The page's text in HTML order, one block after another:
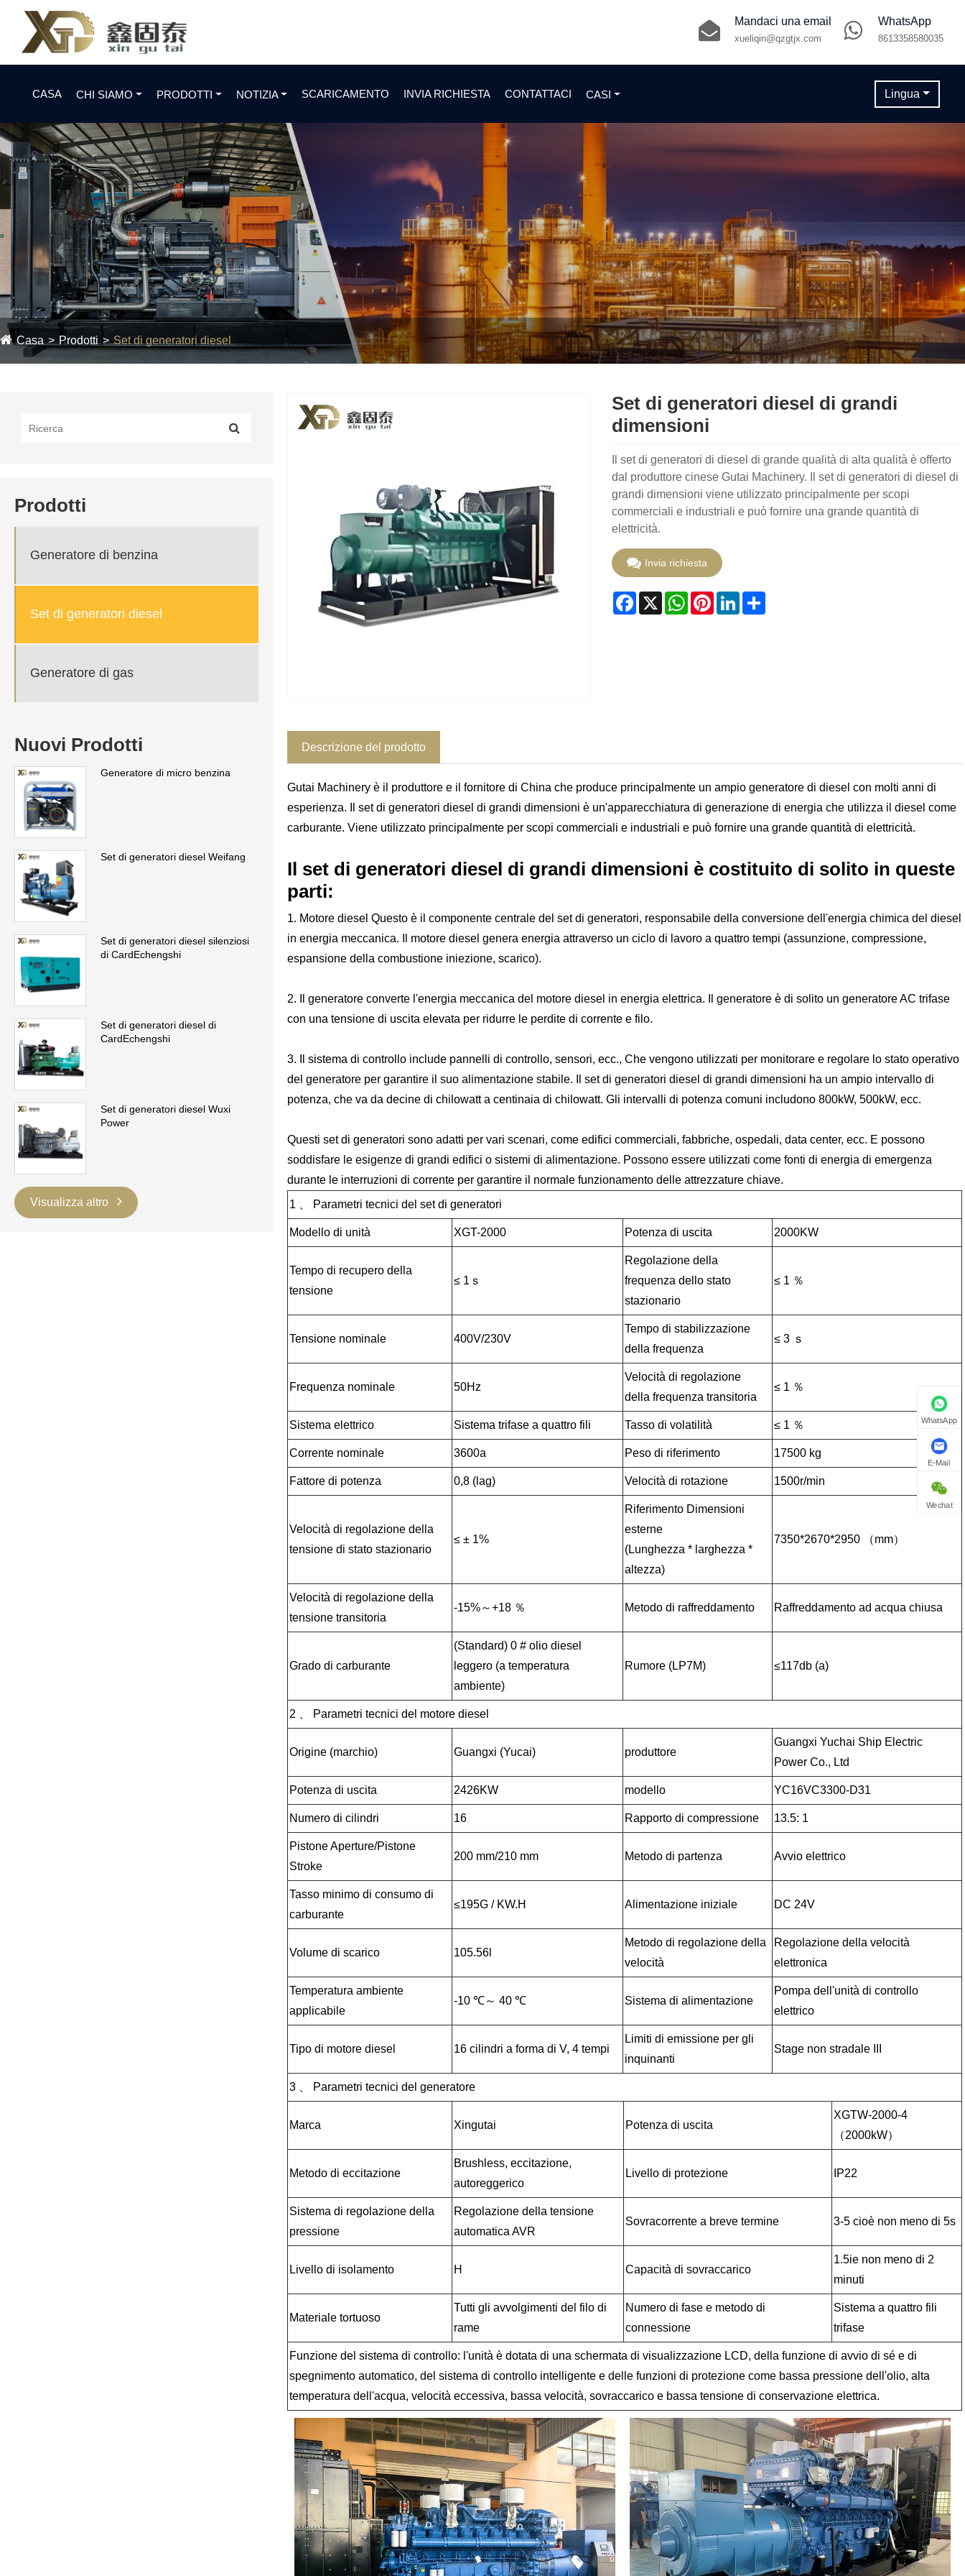
WhatsApp
8613358580035
Mandaci una email
xueliqin@qzgtjx.com
CASA CHI SIAMO PRODOTTI NOTIZIA SCARICAMENTO INVIA RICHIESTA CONTATTACI CASI Lingua
Casa Prodotti Set di generatori diesel
Prodotti
Generatore di benzina
Set di generatori diesel
Generatore di gas
Nuovi Prodotti
Generatore di micro benzina
Set di generatori diesel Weifang
Set di generatori diesel silenziosi
di CardEchengshi
Set di generatori diesel di
CardEchengshi
Set di generatori diesel Wuxi
Power
Visualizza altro
Set di generatori diesel di grandi
dimensioni
Il set di generatori di diesel di grande qualità di alta qualità è offerto
dal produttore cinese Gutai Machinery. Il set di generatori di diesel di
grandi dimensioni viene utilizzato principalmente per scopi
commerciali e industriali e può fornire una grande quantità di
elettricità.
Invia richiesta
Facebook
X WhatsApp
PinterestLinkedInShare
Descrizione del prodotto
Gutai Machinery è il produttore e il fornitore di China che produce principalmente un ampio generatore di diesel con molti anni di
esperienza. Il set di generatori diesel di grandi dimensioni è un'apparecchiatura di generazione di energia che utilizza il diesel come
carburante. Viene utilizzato principalmente per scopi commerciali e industriali e può fornire una grande quantità di elettricità.
Il set di generatori diesel di grandi dimensioni è costituito di solito in queste
parti:
1. Motore diesel Questo è il componente centrale del set di generatori, responsabile della conversione dell'energia chimica del diesel
in energia meccanica. Il motore diesel genera energia attraverso un ciclo di lavoro a quattro tempi (assunzione, compressione,
espansione della combustione iniezione, scarico).
2. Il generatore converte l'energia meccanica del motore diesel in energia elettrica. Il generatore è di solito un generatore AC trifase
con una tensione di uscita elevata per ridurre le perdite di corrente e filo.
3. Il sistema di controllo include pannelli di controllo, sensori, ecc., Che vengono utilizzati per monitorare e regolare lo stato operativo
del generatore per garantire il suo alimentazione stabile. Il set di generatori diesel di grandi dimensioni ha un ampio intervallo di
potenza, che va da decine di chilowatt a centinaia di chilowatt. Gli intervalli di potenza comuni includono 800kW, 500kW, ecc.
Questi set di generatori sono adatti per vari scenari, come edifici commerciali, fabbriche, ospedali, data center, ecc. E possono
soddisfare le esigenze di grandi edifici o sistemi di alimentazione. Possono essere utilizzati come fonti di energia di emergenza
durante le interruzioni di corrente per garantire il normale funzionamento delle attrezzature chiave.
1 、 Parametri tecnici del set di generatori
Modello di unità XGT-2000 Potenza di uscita 2000KW
Tempo di recupero della
tensione
≤ 1ｓ
Regolazione della
frequenza dello stato
stazionario
≤ 1 ％
Tensione nominale 400V/230V
Tempo di stabilizzazione
della frequenza
≤ 3 ｓ
Frequenza nominale 50Hz
Velocità di regolazione
della frequenza transitoria
≤ 1 ％
Sistema elettrico Sistema trifase a quattro fili Tasso di volatilità ≤ 1 ％
Corrente nominale 3600a Peso di riferimento 17500 kg
Fattore di potenza 0,8 (lag) Velocità di rotazione 1500r/min
Velocità di regolazione della
tensione di stato stazionario
≤ ± 1%
Riferimento Dimensioni
esterne
(Lunghezza * larghezza *
altezza)
7350*2670*2950 （mm）
Velocità di regolazione della
tensione transitoria
-15%～+18 ％ Metodo di raffreddamento Raffreddamento ad acqua chiusa
Grado di carburante
(Standard) 0 # olio diesel
leggero (a temperatura
ambiente)
Rumore (LP7M) ≤117db (a)
2 、 Parametri tecnici del motore diesel
Origine (marchio) Guangxi (Yucai) produttore
Guangxi Yuchai Ship Electric
Power Co., Ltd
Potenza di uscita 2426KW modello YC16VC3300-D31
Numero di cilindri 16 Rapporto di compressione 13.5: 1
Pistone Aperture/Pistone
Stroke
200 mm/210 mm Metodo di partenza Avvio elettrico
Tasso minimo di consumo di
carburante
≤195G / KW.H Alimentazione iniziale DC 24V
Volume di scarico 105.56l
Metodo di regolazione della
velocità
Regolazione della velocità
elettronica
Temperatura ambiente
applicabile
-10 ℃～ 40 ℃ Sistema di alimentazione
Pompa dell'unità di controllo
elettrico
Tipo di motore diesel 16 cilindri a forma di V, 4 tempi
Limiti di emissione per gli
inquinanti
Stage non stradale III
3 、 Parametri tecnici del generatore
Marca Xingutai Potenza di uscita
XGTW-2000-4
（2000kW）
Metodo di eccitazione
Brushless, eccitazione,
autoreggerico
Livello di protezione IP22
Sistema di regolazione della
pressione
Regolazione della tensione
automatica AVR
Sovracorrente a breve termine 3-5 cioè non meno di 5s
Livello di isolamento H Capacità di sovraccarico
1.5ie non meno di 2
minuti
Materiale tortuoso
Tutti gli avvolgimenti del filo di
rame
Numero di fase e metodo di
connessione
Sistema a quattro fili
trifase
Funzione del sistema di controllo: l'unità è dotata di una schermata di visualizzazione LCD, della funzione di avvio di sé e di
spegnimento automatico, del sistema di controllo intelligente e delle funzioni di protezione come bassa pressione dell'olio, alta
temperatura dell'acqua, velocità eccessiva, bassa velocità, sovraccarico e bassa tensione di conservazione elettrica.
WhatsApp
E-Mail
Wechat